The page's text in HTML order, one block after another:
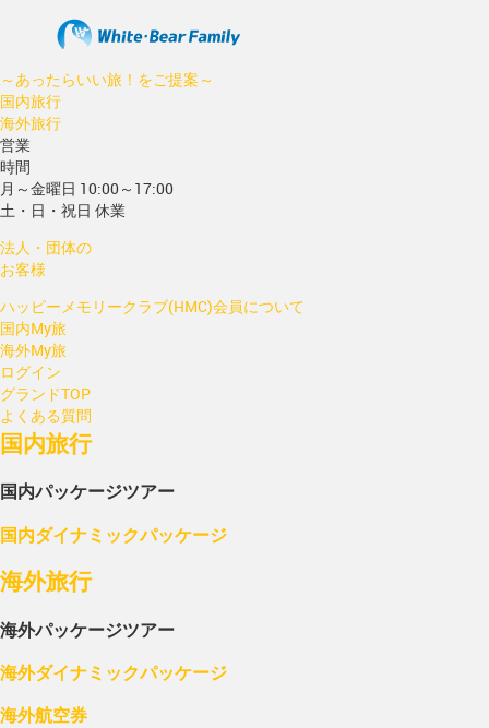
～あったらいい旅！をご提案～
国内旅行
海外旅行
営業
時間
月～金曜日 10:00～17:00
土・日・祝日 休業
法人・団体の
お客様
ハッピーメモリークラブ(HMC)会員について
国内My旅
海外My旅
ログイン
グランドTOP
よくある質問
国内旅行
国内パッケージツアー
国内ダイナミックパッケージ
海外旅行
海外パッケージツアー
海外ダイナミックパッケージ
海外航空券